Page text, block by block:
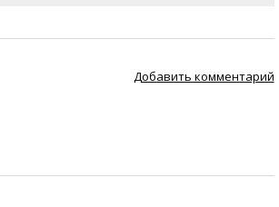
Добавить комментарий